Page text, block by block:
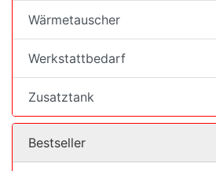
Wärmetauscher
Werkstattbedarf
Zusatztank
Bestseller